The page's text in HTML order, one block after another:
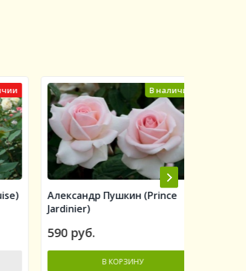
В наличии
Александр Пушкин (Prince
Jardinier)
590 руб.
В КОРЗИНУ